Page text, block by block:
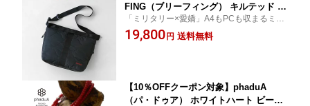
FING（ブリーフィング） キルテッド ジ
ャンパー M ショルダーバッグ A4 / メン
ズ ミリタリー
「ミリタリー×愛嬌」A4もPCも収まるミリ
タリーショルダー。
19,800 円 送料無料
【10％OFFクーポン対象】phaduA
（パ・ドゥア） ホワイトハート ビーズ